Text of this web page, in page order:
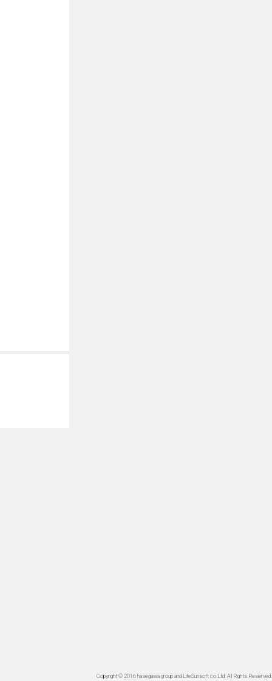
Copyright © 2016 hasegawa group and LifeSunsoft co.Ltd. All Rights Reserved.